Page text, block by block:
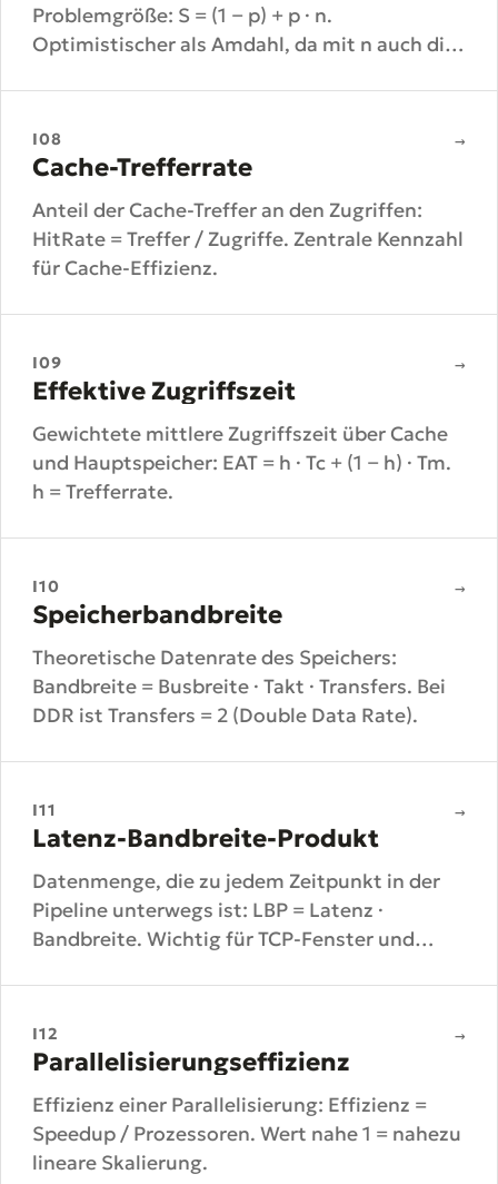
Problemgröße: S = (1 − p) + p · n.
Optimistischer als Amdahl, da mit n auch die
I08 →
Cache-Trefferrate
Anteil der Cache-Treffer an den Zugriffen:
HitRate = Treffer / Zugriffe. Zentrale Kennzahl
für Cache-Effizienz.
I09 →
Effektive Zugriffszeit
Gewichtete mittlere Zugriffszeit über Cache
und Hauptspeicher: EAT = h · Tc + (1 − h) · Tm.
h = Trefferrate.
I10 →
Speicherbandbreite
Theoretische Datenrate des Speichers:
Bandbreite = Busbreite · Takt · Transfers. Bei
DDR ist Transfers = 2 (Double Data Rate).
I11 →
Latenz-Bandbreite-Produkt
Datenmenge, die zu jedem Zeitpunkt in der
Pipeline unterwegs ist: LBP = Latenz ·
Bandbreite. Wichtig für TCP-Fenster und
I12 →
Parallelisierungseffizienz
Effizienz einer Parallelisierung: Effizienz =
Speedup / Prozessoren. Wert nahe 1 = nahezu
lineare Skalierung.